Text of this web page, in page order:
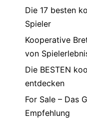
Die 17 besten
Spieler
Kooperative
von
Die BESTEN
entdecken
For Sale – Das
Empfehlung